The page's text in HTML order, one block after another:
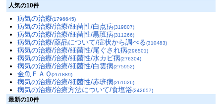
人気の10件
病気の治療(1796645)
病気の治療/治療/細菌性/白点病(319807)
病気の治療/治療/細菌性/黒班病(311266)
病気の治療/薬品について/症状から調べる(310483)
病気の治療/治療/細菌性/尾ぐされ病(296501)
病気の治療/治療/細菌性/水カビ病(276304)
病気の治療/治療/細菌性/白雲病(275952)
金魚ＦＡＱ(261889)
病気の治療/治療/細菌性/赤班病(261026)
病気の治療/治療方法について/食塩浴(242657)
最新の10件